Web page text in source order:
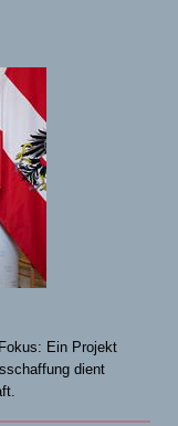
Ein Projekt
dient